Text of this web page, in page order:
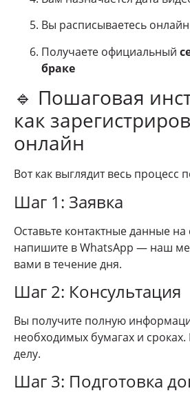
Вы расписываетесь онлайн
Получаете официальный
браке
🔹 Пошаговая
как
онлайн
Вот как выглядит весь процесс
Шаг 1: Заявка
Оставьте контактные данные на
напишите в WhatsApp — наш
вами в течение дня.
Шаг 2: Консультация
Вы получите полную
необходимых бумагах и
делу.
Шаг 3: Подготовка